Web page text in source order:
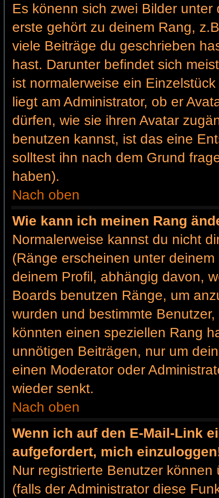
Es könenn sich zwei Bilder
erste gehört zu deinem Rang,
viele Beiträge du geschrieben
hast. Darunter befindet sich
ist normalerweise ein
liegt am Administrator, ob er
dürfen, wie sie ihren Avatar
benutzen kannst, ist das eine
solltest ihn nach dem Grund
haben).
Nach oben
Wie kann ich meinen Rang
Normalerweise kannst du nicht
(Ränge erscheinen unter
deinem Profil, abhängig davon,
Boards benutzen Ränge, um
wurden und bestimmte
könnten einen speziellen Rang
unnötigen Beiträgen, nur um
einen Moderator oder
wieder senkt.
Nach oben
Wenn ich auf den E-Mail-Link
aufgefordert, mich
Nur registrierte Benutzer
(falls der Administrator diese